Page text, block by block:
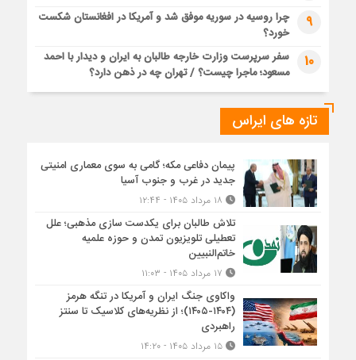
9
چرا روسیه در سوریه موفق شد و آمریکا در افغانستان شکست
خورد؟
10
سفر سرپرست وزارت خارجه طالبان به ایران و دیدار با احمد
مسعود؛ ماجرا چیست؟ / تهران چه در ذهن دارد؟
تازه های ایراس
پیمان دفاعی مکه؛ گامی به سوی معماری امنیتی
جدید در غرب و جنوب آسیا
تلاش طالبان برای یکدست سازی مذهبی؛ علل
تعطیلی تلویزیون تمدن و حوزه علمیه
خاتم‌النبیین
واکاوی جنگ ایران و آمریکا در تنگه هرمز
(۱۴۰۴-۱۴۰۵)؛ از نظریه‌های کلاسیک تا سنتز
راهبردی
۱۵ مرداد ۱۴۰۵ - ۱۴:۲۰